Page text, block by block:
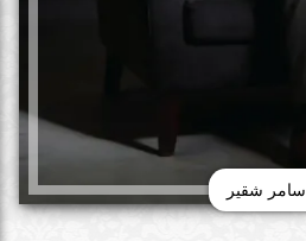
سامر شقير